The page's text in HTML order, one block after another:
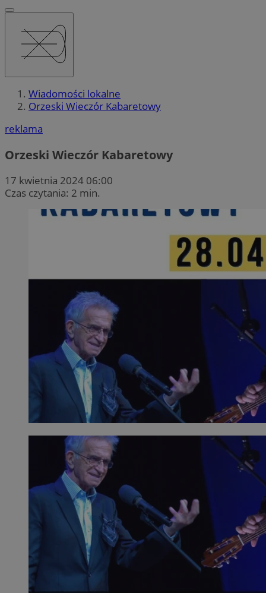
Wiadomości lokalne
Orzeski Wieczór Kabaretowy
reklama
Orzeski Wieczór Kabaretowy
17 kwietnia 2024 06:00
Czas czytania: 2 min.